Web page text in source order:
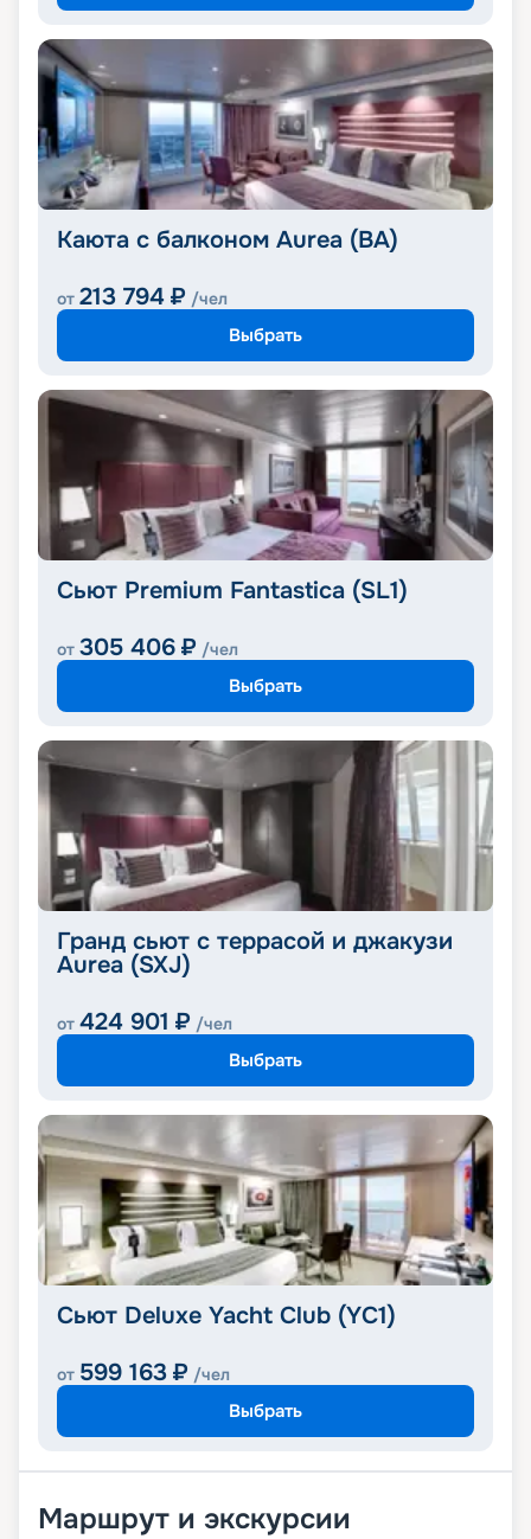
Каюта с балконом Aurea (BA)
от 213 794 ₽ /чел
Выбрать
Сьют Premium Fantastica (SL1)
от 305 406 ₽ /чел
Выбрать
Гранд сьют с террасой и джакузи
Aurea (SXJ)
от 424 901 ₽ /чел
Выбрать
Сьют Deluxe Yacht Club (YC1)
от 599 163 ₽ /чел
Выбрать
Маршрут и экскурсии